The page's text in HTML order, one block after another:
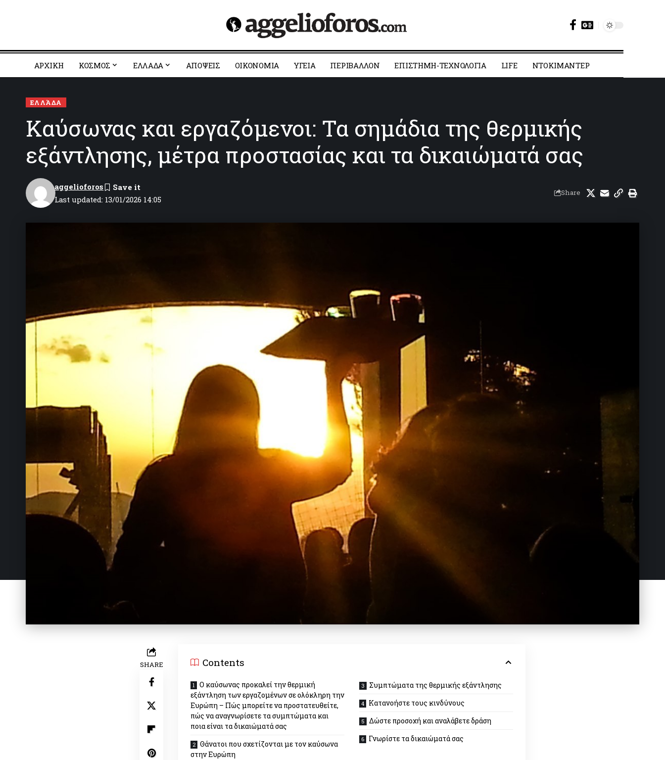
ΑΡΧΙΚΗ ΚΟΣΜΟΣ EΛΛΑΔΑ ΑΠΟΨΕΙΣ ΟΙΚΟΝΟΜΙΑ YΓΕΙΑ ΠΕΡΙΒΑΛΛΟΝ ΕΠΙΣΤΗΜΗ-ΤΕΧΝΟΛΟΓΙΑ LIFE ΝΤΟΚΙΜΑΝΤΕΡ
ΕΛΛΆΔΑ
Καύσωνας και εργαζόμενοι: Τα σημάδια της θερμικής
εξάντλησης, μέτρα προστασίας και τα δικαιώματά σας
Last updated: 13/01/2026 14:05
aggelioforos
Share
SHARE Contents
Ο καύσωνας προκαλεί την θερμική
εξάντληση των εργαζομένων σε ολόκληρη την
Ευρώπη – Πώς μπορείτε να προστατευθείτε,
πώς να αναγνωρίσετε τα συμπτώματα και
ποια είναι τα δικαιώματά σας
Θάνατοι που σχετίζονται με τον καύσωνα
στην Ευρώπη
Συμπτώματα της θερμικής εξάντλησης
Κατανοήστε τους κινδύνους
Δώστε προσοχή και αναλάβετε δράση
Γνωρίστε τα δικαιώματά σας